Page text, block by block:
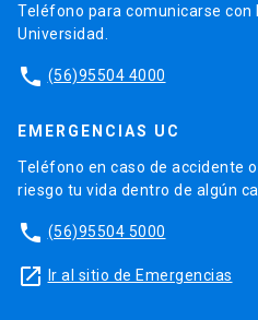
Teléfono para comunicarse con
Universidad.
phone (56)95504 4000
EMERGENCIAS UC
Teléfono en caso de accidente
riesgo tu vida dentro de algún
phone (56)95504 5000
launch Ir al sitio de Emergencias